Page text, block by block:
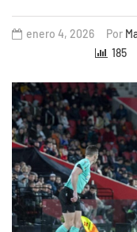
enero 4, 2026 Por
185